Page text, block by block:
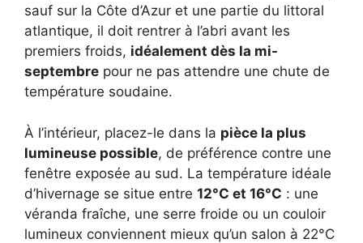
sauf sur la Côte d’Azur et une partie du littoral
atlantique, il doit rentrer à l’abri avant les
premiers froids, idéalement dès la mi-
septembre pour ne pas attendre une chute de
température soudaine.
À l’intérieur, placez-le dans la pièce la plus
lumineuse possible, de préférence contre une
fenêtre exposée au sud. La température idéale
d’hivernage se situe entre 12°C et 16°C : une
véranda fraîche, une serre froide ou un couloir
lumineux conviennent mieux qu’un salon à 22°C